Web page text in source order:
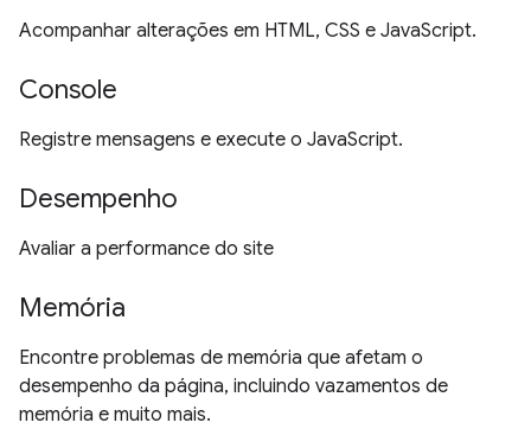
Acompanhar alterações em HTML, CSS e JavaScript.
Console
Registre mensagens e execute o JavaScript.
Desempenho
Avaliar a performance do site
Memória
Encontre problemas de memória que afetam o
desempenho da página, incluindo vazamentos de
memória e muito mais.